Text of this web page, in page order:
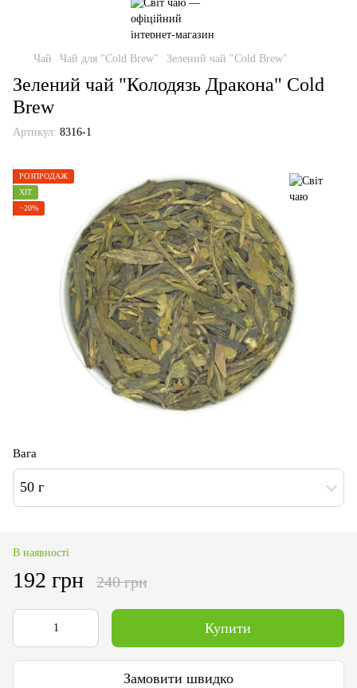
Чай Чай для "Cold Brew" Зелений чай "Cold Brew"
Зелений чай "Колодязь Дракона" Cold
Brew
Артикул: 8316-1
РОЗПРОДАЖ
ХІТ
−20%
Вага
50 г
В наявності
192 грн 240 грн
Купити
Замовити швидко